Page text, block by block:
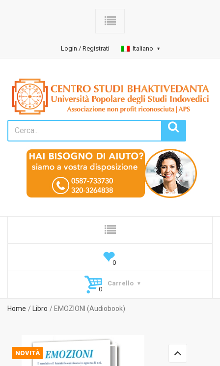
Login / Registrati Italiano
Carrello
Home Libro EMOZIONI (Audiobook)
NOVITÀ